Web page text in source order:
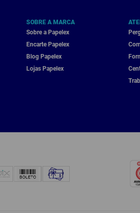
SOBRE A MARCA
Sobre a Papelex
Encarte Papelex
Blog Papelex
Lojas Papelex